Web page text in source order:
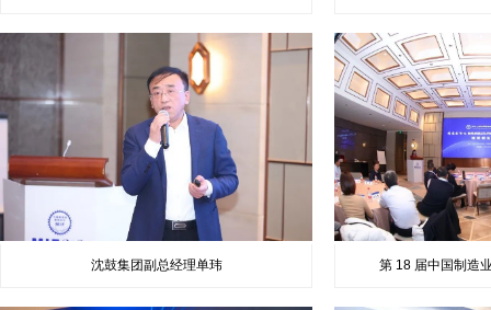
沈鼓集团副总经理单玮 第 18 届中国制造